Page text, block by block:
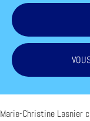
Marie-Christine Lasnier